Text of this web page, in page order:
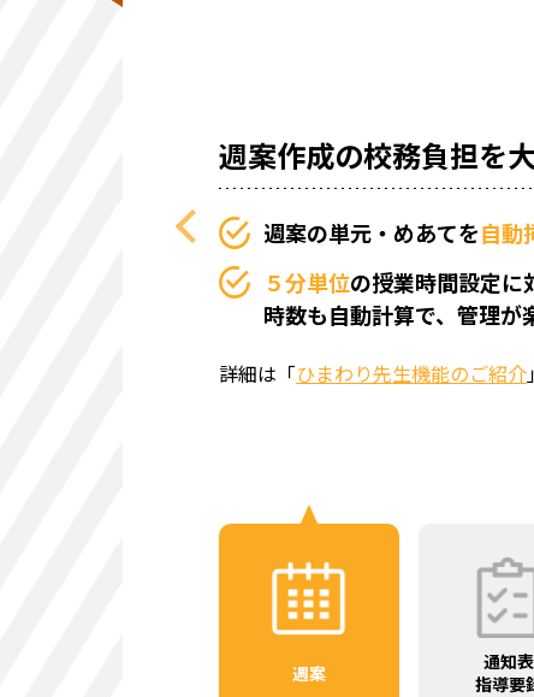
週案作成の校務負担を
週案の単元・めあてを自動
５分単位の授業時間設定に
時数も自動計算で、管理が
詳細は「ひまわり先生機能のご紹介
週案
通知表
指導要